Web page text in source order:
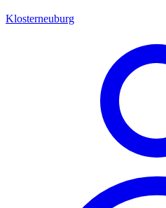
Klosterneuburg